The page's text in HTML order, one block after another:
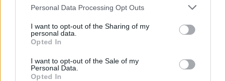
Personal Data Processing Opt Outs
I want to opt-out of the Sharing of my
personal data.
Opted In
I want to opt-out of the Sale of my
Personal Data.
Opted In
Czy warto przeczytać w pustyni i w
puszczy?
Najciekawsza przygoda z powieści
pt. W pustyni i w puszczy